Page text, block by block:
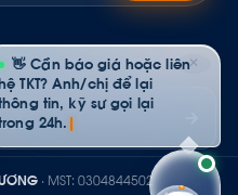
· MST: 0304844502
✕
👋 Cần báo giá hoặc liên
hệ TKT? Anh/chị để lại
tin, kỹ sư gọi lại
24h.